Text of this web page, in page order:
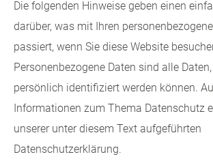
24h/ 365days
Mon - Fri 8:00am - 5:00pm (GMT +1)
Die folgenden Hinweise geben einen
darüber, was mit Ihren
passiert, wenn Sie diese Website
Personenbezogene Daten sind alle
persönlich identifiziert werden können.
Informationen zum Thema Datenschutz
unserer unter diesem Text aufgeführten
Datenschutzerklärung.